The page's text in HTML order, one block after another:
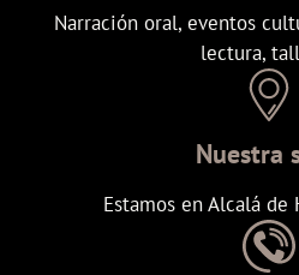
Narración oral, eventos
lectura,
Nuestra
Estamos en Alcalá de